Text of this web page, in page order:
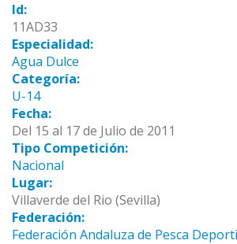
Id:
11AD33
Especialidad:
Agua Dulce
Categoría:
U-14
Fecha:
Del 15 al 17 de Julio de 2011
Tipo Competición:
Nacional
Lugar:
Villaverde del Rio (Sevilla)
Federación:
Federación Andaluza de Pesca